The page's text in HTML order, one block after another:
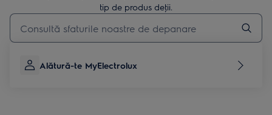
tip de produs deţii.
Type to search for support articles
Alătură-te MyElectrolux